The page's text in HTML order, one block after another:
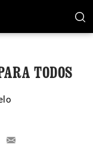
TODOS